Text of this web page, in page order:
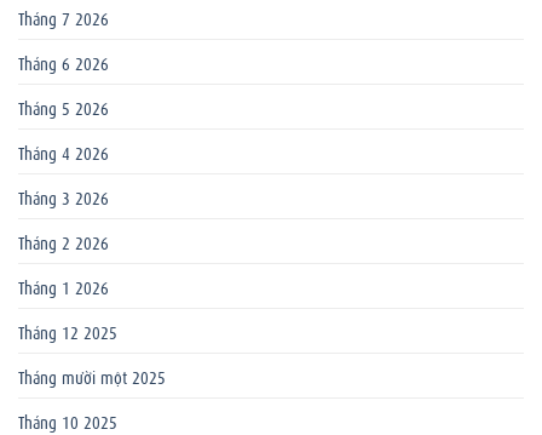
Tháng 7 2026
Tháng 6 2026
Tháng 5 2026
Tháng 4 2026
Tháng 3 2026
Tháng 2 2026
Tháng 1 2026
Tháng 12 2025
Tháng mười một 2025
Tháng 10 2025